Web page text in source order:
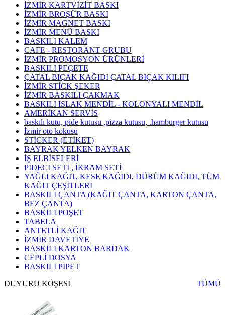
İZMİR KARTVİZİT BASKI
İZMİR BROŞÜR BASKI
İZMİR MAGNET BASKI
İZMİR MENÜ BASKI
BASKILI KALEM
CAFE - RESTORANT GRUBU
İZMİR PROMOSYON ÜRÜNLERİ
BASKILI PEÇETE
ÇATAL BIÇAK KAĞIDI ÇATAL BIÇAK KILIFI
İZMİR STİCK ŞEKER
İZMİR BASKILI ÇAKMAK
BASKILI ISLAK MENDİL - KOLONYALI MENDİL
AMERİKAN SERVİS
baskılı kutu, pide kutusu ,pizza kutusu, .hamburger kutusu
İzmir oto kokusu
STİCKER (ETİKET)
BAYRAK YELKEN BAYRAK
İŞ ELBİSELERİ
PİDECİ SETİ , İKRAM SETİ
YAĞLI KAĞIT, KESE KAĞIDI, DÜRÜM KAĞIDI, TÜM
KAĞIT ÇEŞİTLERİ
BASKILI ÇANTA (KAĞIT ÇANTA, KARTON ÇANTA,
BEZ ÇANTA)
BASKILI POŞET
TABELA
ANTETLİ KAĞIT
İZMİR DAVETİYE
BASKILI KARTON BARDAK
CEPLİ DOSYA
BASKILI PİPET
DUYURU KÖŞESİ
TÜMÜ